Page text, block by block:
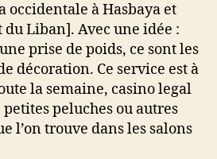
occidentale à Hasbaya et
du Liban]. Avec une idée :
prise de poids, ce sont les
décoration. Ce service est à
la semaine, casino legal
peluches ou autres
l’on trouve dans les salons